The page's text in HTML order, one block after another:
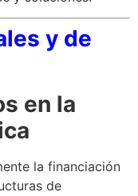
y de
en la
la financiación
de